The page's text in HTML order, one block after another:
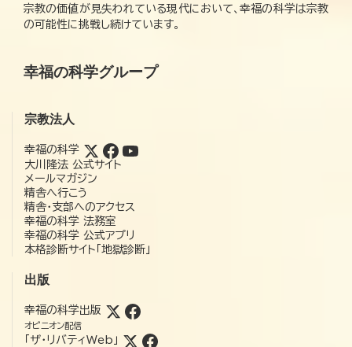
宗教の価値が見失われている現代において、幸福の科学は宗教
の可能性に挑戦し続けています。
幸福の科学グループ
宗教法人
幸福の科学
大川隆法 公式サイト
メールマガジン
精舎へ行こう
精舎・支部へのアクセス
幸福の科学 法務室
幸福の科学 公式アプリ
本格診断サイト「地獄診断」
出版
幸福の科学出版
オピニオン配信
「ザ・リバティWeb」